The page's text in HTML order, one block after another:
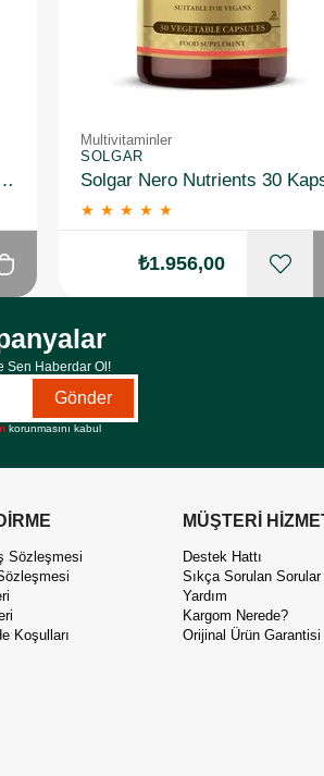
30 Kapsül 2 Adet
Multivitaminler
SOLGAR
★ ★ ★ ★ ★
₺1.956,00
Sen Haberdar Ol!
Gönder
korunmasını kabul
Sözleşmesi
Koşulları
MÜŞTERİ
Destek Hattı
Sıkça Sorulan Sorular
Yardım
Kargom Nerede?
Orijinal Ürün Garantisi